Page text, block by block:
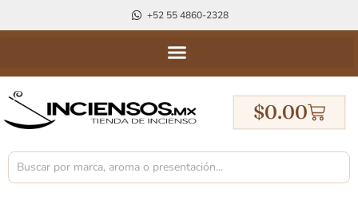
+52 55 4860-2328
$0.00